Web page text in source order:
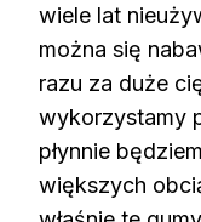
wiele lat
można się
razu za duże
wykorzystamy
płynnie
większych